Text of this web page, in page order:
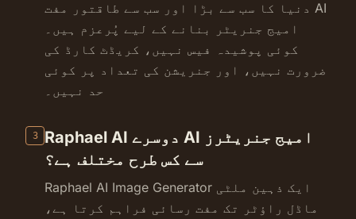
دنیا کا سب سے بڑا اور سب سے طاقتور مفت AI
امیج جنریٹر بنانے کے لیے پُرعزم ہیں۔
کوئی پوشیدہ فیس نہیں، کریڈٹ کارڈ کی
ضرورت نہیں، اور جنریشن کی تعداد پر کوئی
حد نہیں۔
3
Raphael AI دوسرے AI امیج جنریٹرز
سے کس طرح مختلف ہے؟
Raphael AI Image Generator ایک ذہین ملٹی
ماڈل راؤٹر تک مفت رسائی فراہم کرتا ہے،